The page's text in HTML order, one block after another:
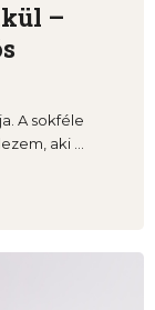
–
A sokféle
aki ...